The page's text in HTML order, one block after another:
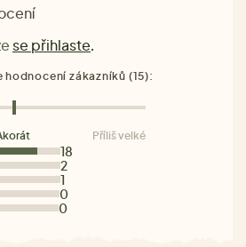
se přihlaste.
18
2
1
0
0
zákazníků (15):
Příliš velké